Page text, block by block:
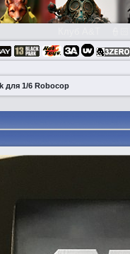
для 1/6 Robocop